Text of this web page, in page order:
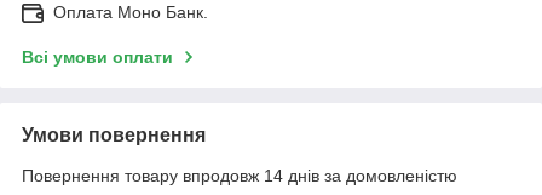
Оплата Моно Банк.
Всі умови оплати
Умови повернення
Повернення товару впродовж 14 днів за домовленістю